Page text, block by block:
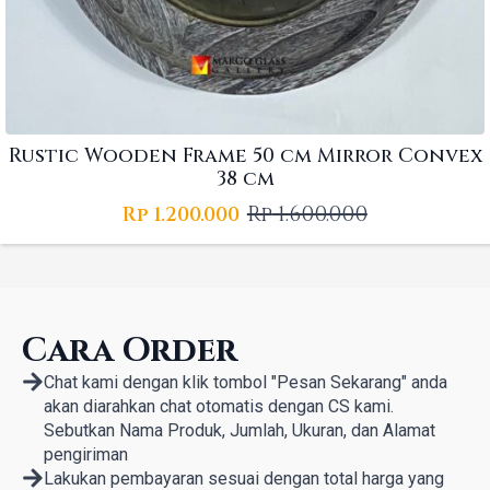
Rustic Wooden Frame 50 cm Mirror Convex
38 cm
Rp1.600.000
Original
price
Rp 1.200.000 Current
price
Cara Order
Chat kami dengan klik tombol "Pesan Sekarang" anda
akan diarahkan chat otomatis dengan CS kami.
Sebutkan Nama Produk, Jumlah, Ukuran, dan Alamat
pengiriman
Lakukan pembayaran sesuai dengan total harga yang